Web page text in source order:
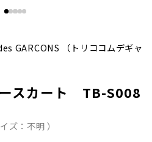
GARCONS （トリココムデギャ
スカート TB-S008
ズ：不明 ）